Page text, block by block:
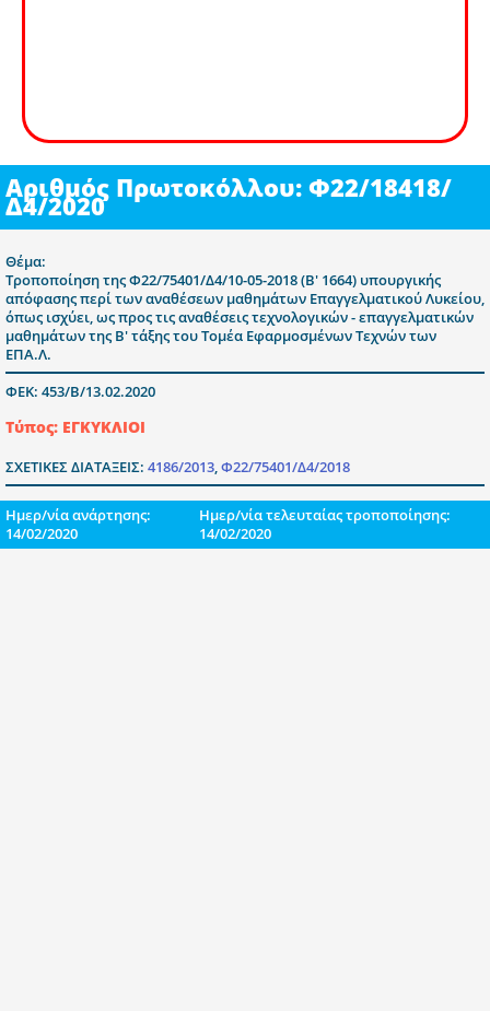
Αριθμός Πρωτοκόλλου: Φ22/18418/
Δ4/2020
Θέμα:
Τροποποίηση της Φ22/75401/Δ4/10-05-2018 (Β' 1664) υπουργικής
απόφασης περί των αναθέσεων μαθημάτων Επαγγελματικού Λυκείου,
όπως ισχύει, ως προς τις αναθέσεις τεχνολογικών - επαγγελματικών
μαθημάτων της Β' τάξης του Τομέα Εφαρμοσμένων Τεχνών των
ΕΠΑ.Λ.
ΦΕΚ: 453/Β/13.02.2020
Τύπος: ΕΓΚΥΚΛΙΟΙ
ΣΧΕΤΙΚΕΣ ΔΙΑΤΑΞΕΙΣ: 4186/2013,Φ22/75401/Δ4/2018
Ημερ/νία ανάρτησης:
14/02/2020
Ημερ/νία τελευταίας τροποποίησης:
14/02/2020